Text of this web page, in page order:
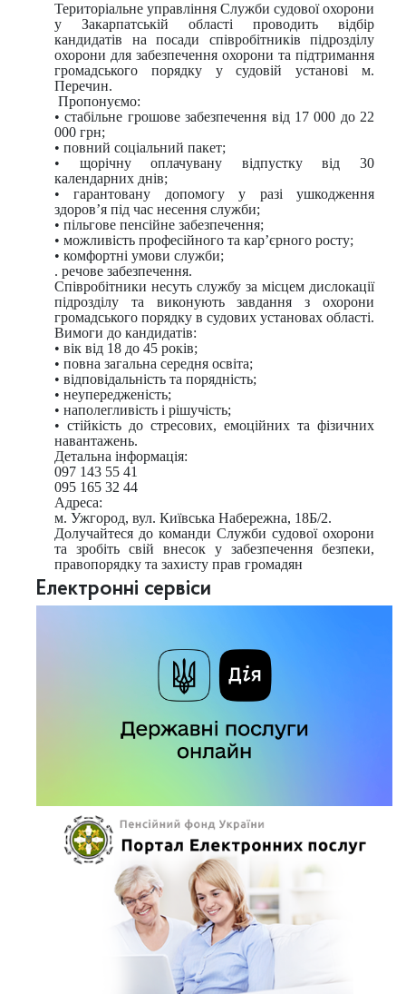
Територіальне управління Служби судової охорони
у Закарпатській області проводить відбір
кандидатів на посади співробітників підрозділу
охорони для забезпечення охорони та підтримання
громадського порядку у судовій установі м.
Перечин.
Пропонуємо:
• стабільне грошове забезпечення від 17 000 до 22
000 грн;
• повний соціальний пакет;
• щорічну оплачувану відпустку від 30
календарних днів;
• гарантовану допомогу у разі ушкодження
здоров’я під час несення служби;
• пільгове пенсійне забезпечення;
• можливість професійного та кар’єрного росту;
• комфортні умови служби;
. речове забезпечення.
Співробітники несуть службу за місцем дислокації
підрозділу та виконують завдання з охорони
громадського порядку в судових установах області.
Вимоги до кандидатів:
• вік від 18 до 45 років;
• повна загальна середня освіта;
• відповідальність та порядність;
• неупередженість;
• наполегливість і рішучість;
• стійкість до стресових, емоційних та фізичних
навантажень.
Детальна інформація:
097 143 55 41
095 165 32 44
Адреса:
м. Ужгород, вул. Київська Набережна, 18Б/2.
Долучайтеся до команди Служби судової охорони
та зробіть свій внесок у забезпечення безпеки,
правопорядку та захисту прав громадян
Електронні сервіси